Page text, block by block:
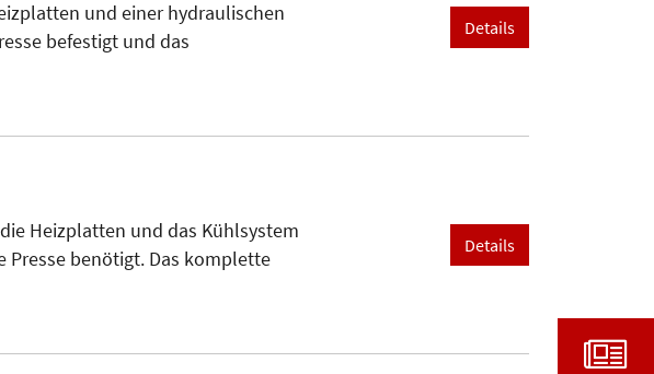
und einer hydraulischen
befestigt und das
Details
Heizplatten und das Kühlsystem
benötigt. Das komplette
Details